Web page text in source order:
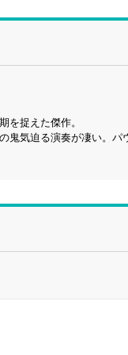
を捉えた傑作。
鬼気迫る演奏が凄い。